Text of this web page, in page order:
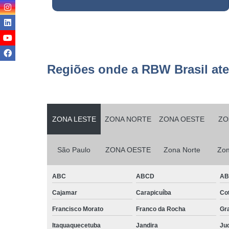
Serviços
Serviços
Serviços
Serviços
paisagismo
Regiões onde a RBW Brasil
ZONA LESTE ZONA NORTE ZONA OESTE
São Paulo ZONA OESTE Zona Norte
ABC ABCD
Cajamar Carapicuíba
Francisco Morato Franco da Rocha
Itaquaquecetuba Jandira